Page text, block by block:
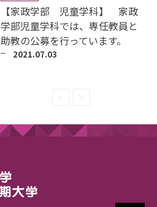
【家政学部 児童学科】 家政
学部児童学科では、専任教員と
助教の公募を行っています。
2021.07.03